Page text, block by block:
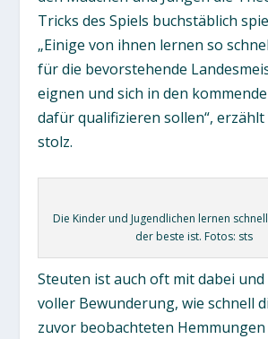
Tricks des Spiels buchstäblich
„Einige von ihnen lernen so
für die bevorstehende
eignen und sich in den
dafür qualifizieren sollen“, erzählt
stolz.
Die Kinder und Jugendlichen lernen
der beste ist. Fotos: sts
Steuten ist auch oft mit dabei
voller Bewunderung, wie schnell
zuvor beobachteten